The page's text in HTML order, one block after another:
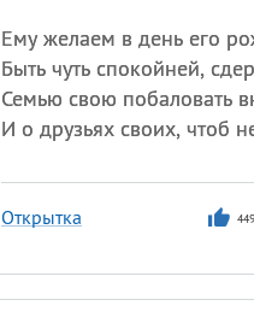
Ему желаем в день его
Быть чуть спокойней,
Семью свою побаловать
И о друзьях своих, чтоб
Открытка 449